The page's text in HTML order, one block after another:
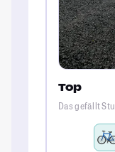
Top
Das gefällt